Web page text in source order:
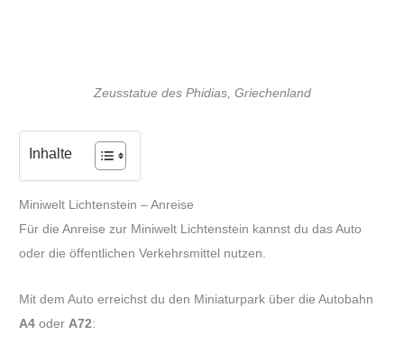
Zeusstatue des Phidias, Griechenland
Inhalte
Miniwelt Lichtenstein – Anreise
Für die Anreise zur Miniwelt Lichtenstein kannst du das Auto
oder die öffentlichen Verkehrsmittel nutzen.
Mit dem Auto erreichst du den Miniaturpark über die Autobahn
A4oderA72: